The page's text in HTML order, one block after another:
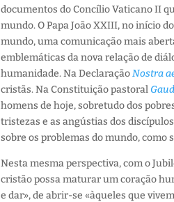
documentos do Concílio Vaticano II
mundo. O Papa João XXIII, no início
mundo, uma comunicação mais
emblemáticas da nova relação de
humanidade. Na DeclaraçãoNostra
cristãs. Na Constituição pastoral
homens de hoje, sobretudo dos
tristezas e as angústias dos
sobre os problemas do mundo, como
Nesta mesma perspectiva, com o
cristão possa maturar um coração
e dar», de abrir-se «àqueles que